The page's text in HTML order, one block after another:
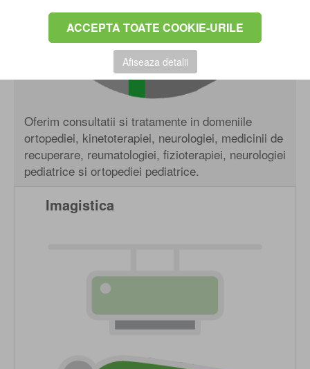
ACCEPTA TOATE COOKIE-URILE
Afiseaza detalii
Oferim consultatii si tratamente in domeniile
ortopediei, kinetoterapiei, neurologiei, medicinii de
recuperare, reumatologiei, fizioterapiei, neurologiei
pediatrice si ortopediei pediatrice.
Imagistica